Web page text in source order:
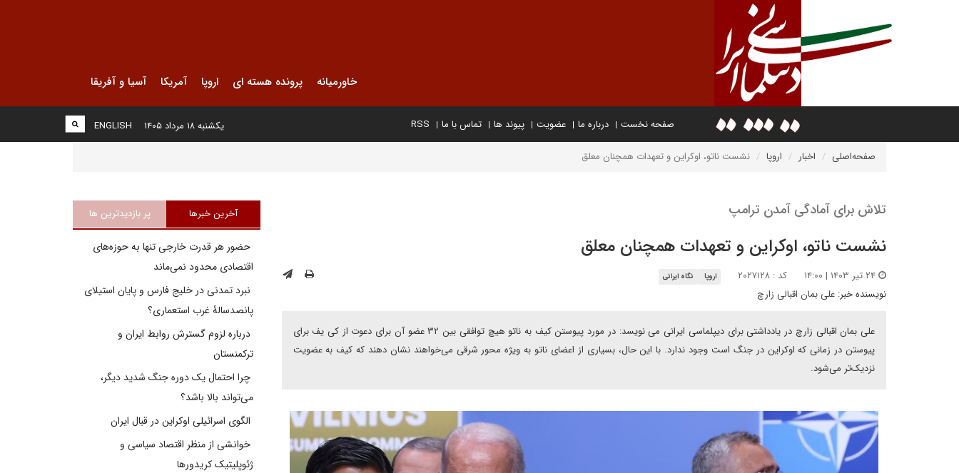
خاورمیانه پرونده هسته ای اروپا آمریکا آسیا و آفریقا
صفحه نخست درباره ما عضویت پیوند ها تماس با ما RSS
ENGLISH یکشنبه ۱۸ مرداد ۱۴۰۵
صفحه‌اصلی اخبار اروپا نشست ناتو، اوکراین و تعهدات همچنان معلق
تلاش برای آمادگی آمدن ترامپ
نشست ناتو، اوکراین و تعهدات همچنان معلق
کد : ۲۰۲۷۱۲۸ اروپا نگاه ایرانی
نویسنده خبر: علی بمان اقبالی زارچ
علی بمان اقبالی زارچ در یادداشتی برای دیپلماسی ایرانی می نویسد: در مورد پیوستن کیف به ناتو هیچ توافقی بین ۳۲ عضو آن برای دعوت از کی یف برای
پیوستن در زمانی که اوکراین در جنگ است وجود ندارد. با این حال، بسیاری از اعضای ناتو به ویژه محور شرقی می‌خواهند نشان دهند که کیف به عضویت
نزدیک‌تر می‌شود.
آخرین خبرها پر بازدیدترین ها
حضور هر قدرت خارجی تنها به حوزه‌های
اقتصادی محدود نمی‌ماند
نبرد تمدنی در خلیج فارس و پایان استیلای
پانصدسالۀ غرب استعماری؟
درباره لزوم گسترش روابط ایران و
ترکمنستان
چرا احتمال یک دوره جنگ شدید دیگر،
می‌تواند بالا باشد؟
الگوی اسرائیلی اوکراین در قبال ایران
خوانشی از منظر اقتصاد سیاسی و
ژئوپلیتیک کریدورها